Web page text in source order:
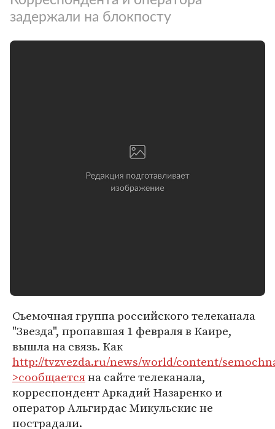
задержали на блокпосту
Съемочная группа российского телеканала
"Звезда", пропавшая 1 февраля в Каире,
вышла на связь. Как
http://tvzvezda.ru/news/world/content/
>сообщаетсяна сайте телеканала,
корреспондент Аркадий Назаренко и
оператор Альгирдас Микульскис не
пострадали.